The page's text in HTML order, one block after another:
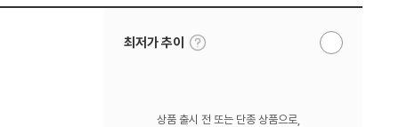
최저가 추이
툴
팁
알
상품 출시 전 또는 단종 상품으로,